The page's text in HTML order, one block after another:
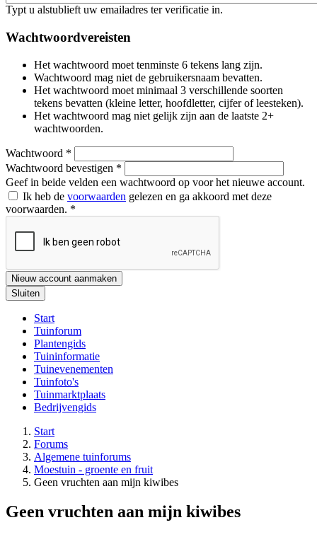
Typt u alstublieft uw emailadres ter verificatie in.
Wachtwoordvereisten
Het wachtwoord moet tenminste 6 tekens lang zijn.
Wachtwoord mag niet de gebruikersnaam bevatten.
Het wachtwoord moet minimaal 3 verschillende soorten
tekens bevatten (kleine letter, hoofdletter, cijfer of leesteken).
Het wachtwoord mag niet gelijk zijn aan de laatste 2+
wachtwoorden.
Wachtwoord *
Wachtwoord bevestigen *
Geef in beide velden een wachtwoord op voor het nieuwe account.
Ik heb de voorwaarden gelezen en ga akkoord met deze
voorwaarden. *
Nieuw account aanmaken
Sluiten
Start
Tuinforum
Plantengids
Tuininformatie
Tuinevenementen
Tuinfoto's
Tuinmarktplaats
Bedrijvengids
Start
Forums
Algemene tuinforums
Moestuin - groente en fruit
Geen vruchten aan mijn kiwibes
Geen vruchten aan mijn kiwibes